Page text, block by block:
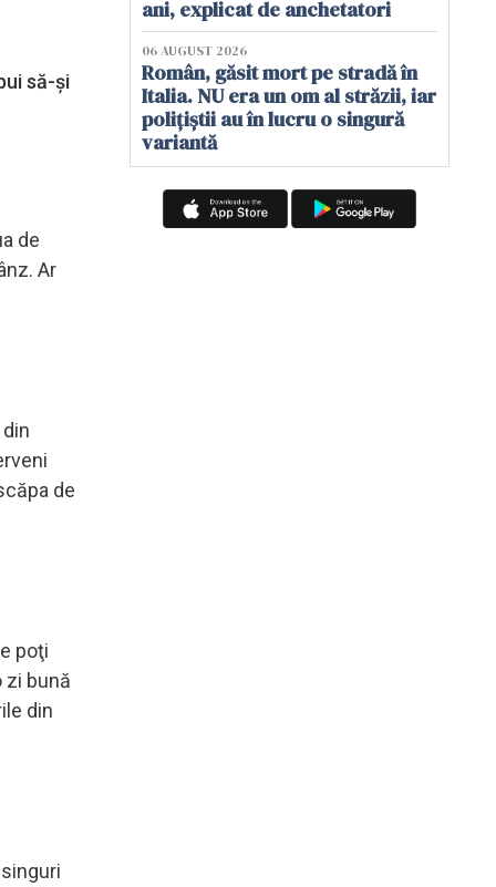
să-și
de
Ar
de
poţi
zi bună
din
ani, explicat de anchetatori
06 AUGUST 2026
Român, găsit mort pe stradă în
Italia. NU era un om al străzii, iar
polițiștii au în lucru o singură
variantă